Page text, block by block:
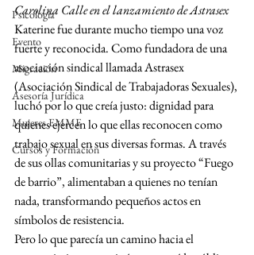
Psicología
Evento
Migración
Asesoría Jurídica
Mujeres EMME
Cursos y Formación
Carolina Calle en el lanzamiento de Astrasex
Katerine fue durante mucho tiempo una voz
fuerte y reconocida. Como fundadora de una
asociación sindical llamada Astrasex
(Asociación Sindical de Trabajadoras Sexuales),
luchó por lo que creía justo: dignidad para
quienes ejercen lo que ellas reconocen como
trabajo sexual en sus diversas formas. A través
de sus ollas comunitarias y su proyecto “Fuego
de barrio”, alimentaban a quienes no tenían
nada, transformando pequeños actos en
símbolos de resistencia.
Pero lo que parecía un camino hacia el